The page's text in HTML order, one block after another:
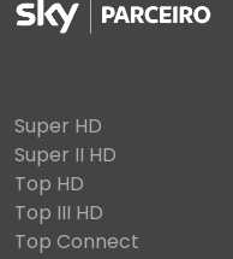
Super HD
Super II HD
Top HD
Top III HD
Top Connect